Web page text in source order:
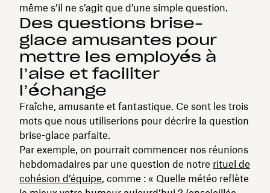
même s’il ne s’agit que d’une simple question.
Des questions brise-
glace amusantes pour
mettre les employés à
l’aise et faciliter
l’échange
Fraîche, amusante et fantastique. Ce sont les trois
mots que nous utiliserions pour décrire la question
brise-glace parfaite.
Par exemple, on pourrait commencer nos réunions
hebdomadaires par une question de notre rituel de
cohésion d’équipe, comme : « Quelle météo reflète